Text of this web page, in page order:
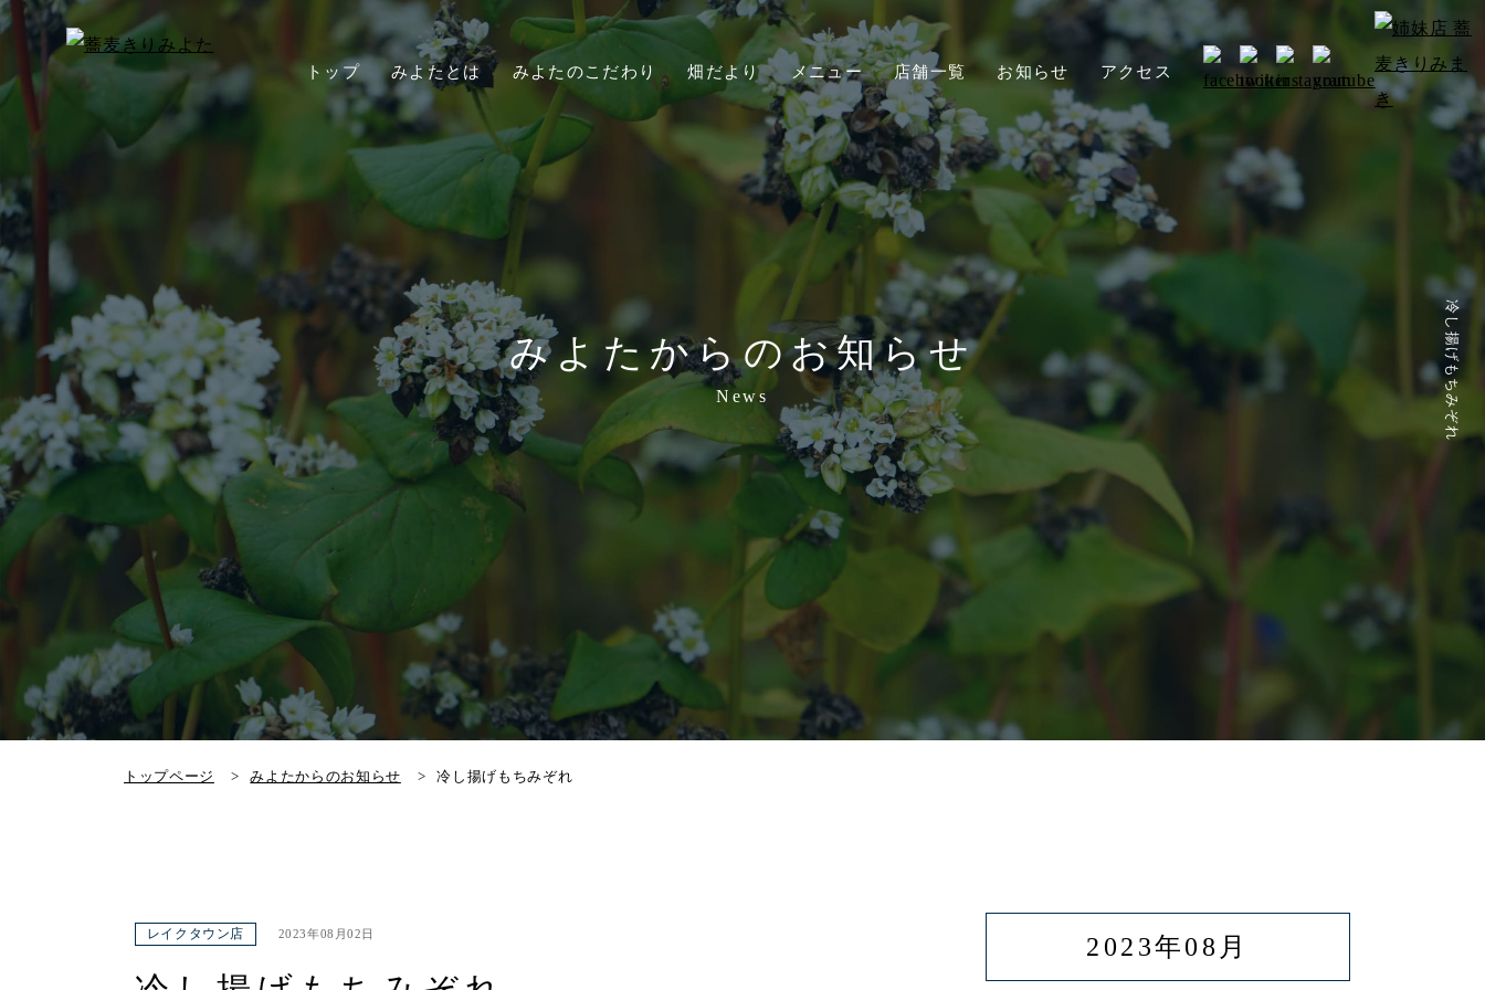
トップ みよたとは みよたのこだわり 畑だより メニュー 店舗一覧 お知らせ アクセス
冷し揚げもちみぞれ
みよたからのお知らせ
News
トップページ みよたからのお知らせ 冷し揚げもちみぞれ
レイクタウン店 2023年08月02日 2023年08月